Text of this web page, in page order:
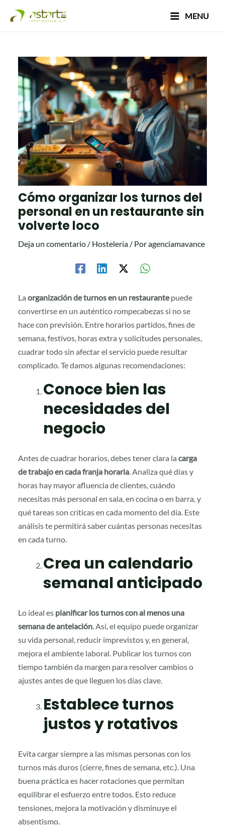
MainMENU
Cómo organizar los turnos del
personal en un restaurante sin
volverte loco
Deja un comentario / Hostelería / Poragenciamavance
Laorganización de turnos en un restaurantepuede
convertirse en un auténtico rompecabezas si no se
hace con previsión. Entre horarios partidos, fines de
semana, festivos, horas extra y solicitudes personales,
cuadrar todo sin afectar el servicio puede resultar
complicado. Te damos algunas recomendaciones:
Conoce bien las
necesidades del
negocio
Antes de cuadrar horarios, debes tener clara lacarga
de trabajo en cada franja horaria . Analiza qué días y
horas hay mayor afluencia de clientes, cuándo
necesitas más personal en sala, en cocina o en barra, y
qué tareas son críticas en cada momento del día. Este
análisis te permitirá saber cuántas personas necesitas
en cada turno.
Crea un calendario
semanal anticipado
Lo ideal es planificar los turnos con al menos una
semana de antelación . Así, el equipo puede organizar
su vida personal, reducir imprevistos y, en general,
mejora el ambiente laboral. Publicar los turnos con
tiempo también da margen para resolver cambios o
ajustes antes de que lleguen los días clave.
Establece turnos
justos y rotativos
Evita cargar siempre a las mismas personas con los
turnos más duros (cierre, fines de semana, etc.). Una
buena práctica es hacer rotaciones que permitan
equilibrar el esfuerzo entre todos. Esto reduce
tensiones, mejora la motivación y disminuye el
absentismo.
de